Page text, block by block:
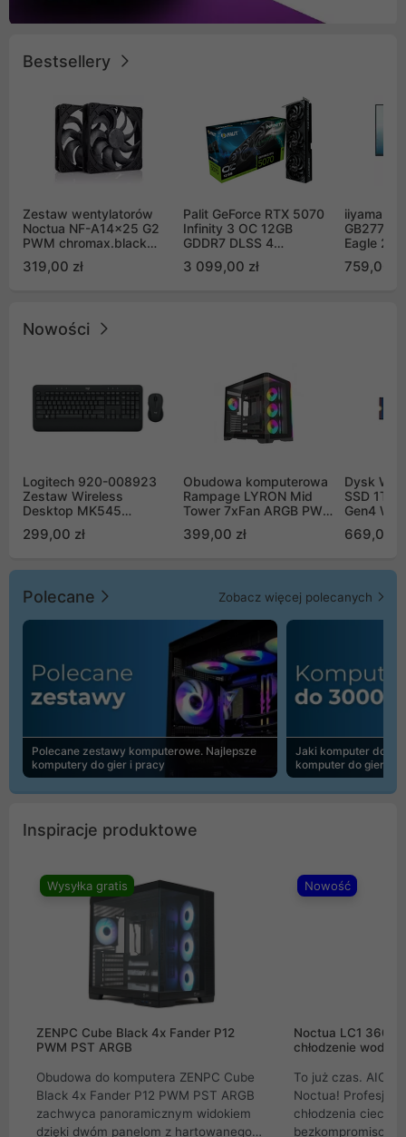
Bestsellery
Zestaw wentylatorów
Noctua NF-A14x25 G2
PWM chromax.black
Push Pull (2szt)
319,00 zł
Palit GeForce RTX 5070
Infinity 3 OC 12GB
GDDR7 DLSS 4
GB2050S)
3 099,00 zł
iiyama G-
Eagle 27"
759,00 zł
Nowości
Logitech 920-008923
Zestaw Wireless
Desktop MK545
299,00 zł
Obudowa komputerowa
Rampage LYRON Mid
Tower 7xFan ARGB PWM
399,00 zł
Dysk WD
SSD 1TB
Gen4
669,00
Polecane Zobacz więcej polecanych
Polecane zestawy komputerowe. Najlepsze
komputery do gier i pracy
Jaki komputer do
komputer do gier |
Inspiracje produktowe
Wysyłka gratis
ZENPC Cube Black 4x Fander P12
PWM PST ARGB
Obudowa do komputera ZENPC Cube
Black 4x Fander P12 PWM PST ARGB
zachwyca panoramicznym widokiem
dzięki dwóm panelom z hartowanego
Nowość
Noctua LC1
chłodzenie wodne
To już czas. AIO
Noctua!
chłodzenia cieczą